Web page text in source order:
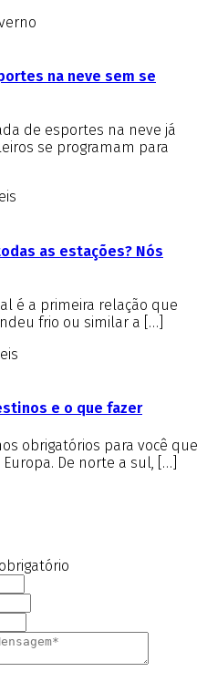
na neve sem se
de esportes na neve já
se programam para
as estações? Nós
é a primeira relação que
frio ou similar a […]
e o que fazer
obrigatórios para você que
De norte a sul, […]